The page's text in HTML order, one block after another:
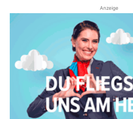
Anzeige